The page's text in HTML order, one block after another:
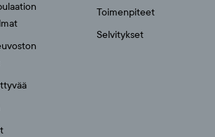
Toimenpiteet
Selvitykset